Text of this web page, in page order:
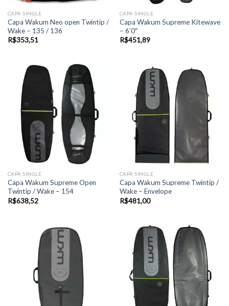
CAPA SINGLE
Capa Wakum Neo open Twintip /
Wake – 135 / 136
R$353,51
CAPA SINGLE
Capa Wakum Supreme Kitewave
– 6’0″
R$451,89
CAPA SINGLE
Capa Wakum Supreme Open
Twintip / Wake – 154
R$638,52
CAPA SINGLE
Capa Wakum Supreme Twintip /
Wake – Envelope
R$481,00